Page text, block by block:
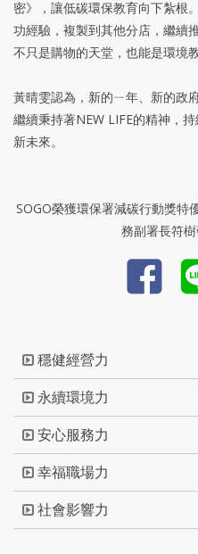
密》，讓低碳環保教育向下紮根
功經驗，複製到其他分店，繼續
不只是購物的天堂，也能是環境
黃晴雯認為，新的ㄧ年、新的政
繼續秉持著NEW LIFE的精神，
新未來。
SOGO榮獲環保署減碳行動獎特
務副署長符
穩健經營力
永續環境力
安心服務力
幸福職場力
社會影響力